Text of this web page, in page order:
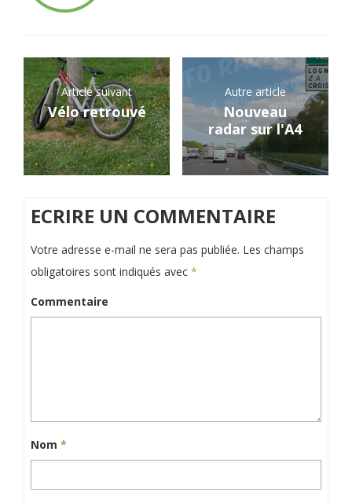
Article suivant
Vélo retrouvé
Autre article
Nouveau
radar sur l'A4
ECRIRE UN COMMENTAIRE
Votre adresse e-mail ne sera pas publiée. Les champs
obligatoires sont indiqués avec *
Commentaire
Nom *